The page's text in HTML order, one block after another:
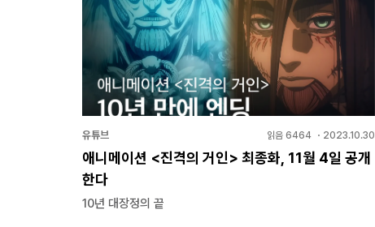
유튜브 읽음 6464・ 2023.10.30
애니메이션 <진격의 거인> 최종화, 11월 4일 공개
한다
10년 대장정의 끝